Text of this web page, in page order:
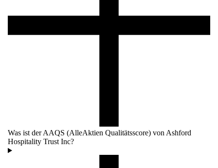
Was ist der AAQS (AlleAktien Qualitätsscore) von Ashford
Hospitality Trust Inc?